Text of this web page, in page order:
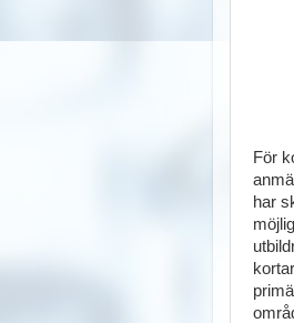
För
har